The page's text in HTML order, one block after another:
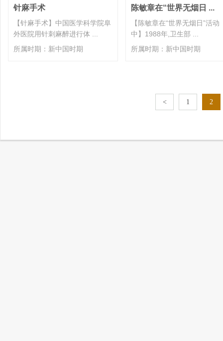
针麻手术
【针麻手术】中国医学科学院阜
外医院用针刺麻醉进行体 ...
所属时期：新中国时期
陈敏章在“世界无烟日 ...
【陈敏章在“世界无烟日”活动
中】1988年,卫生部 ...
所属时期：新中国时期
< 1 2
传真：020-37674468
Email：
CopyRight by ©2023
国医小镇文化旅游(广州)有限公司
本站信息仅供参考
不能作为诊